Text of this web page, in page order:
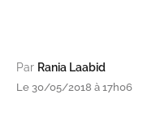
Par Rania Laabid
Le 30/05/2018 à 17h06